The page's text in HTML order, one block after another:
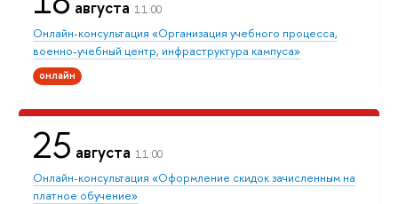
августа 11:00
Онлайн-консультация «Организация учебного процесса,
военно-учебный центр, инфраструктура кампуса»
онлайн
25 августа 11:00
Онлайн-консультация «Оформление скидок зачисленным на
платное обучение»